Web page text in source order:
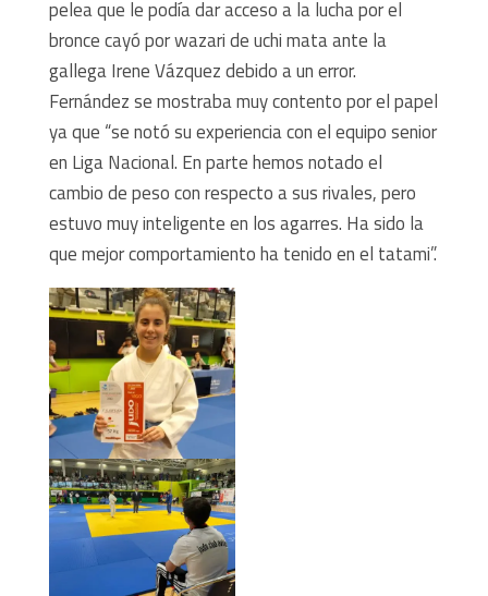
pelea que le podía dar acceso a la lucha por el
bronce cayó por wazari de uchi mata ante la
gallega Irene Vázquez debido a un error.
Fernández se mostraba muy contento por el papel
ya que “se notó su experiencia con el equipo senior
en Liga Nacional. En parte hemos notado el
cambio de peso con respecto a sus rivales, pero
estuvo muy inteligente en los agarres. Ha sido la
que mejor comportamiento ha tenido en el tatami”.